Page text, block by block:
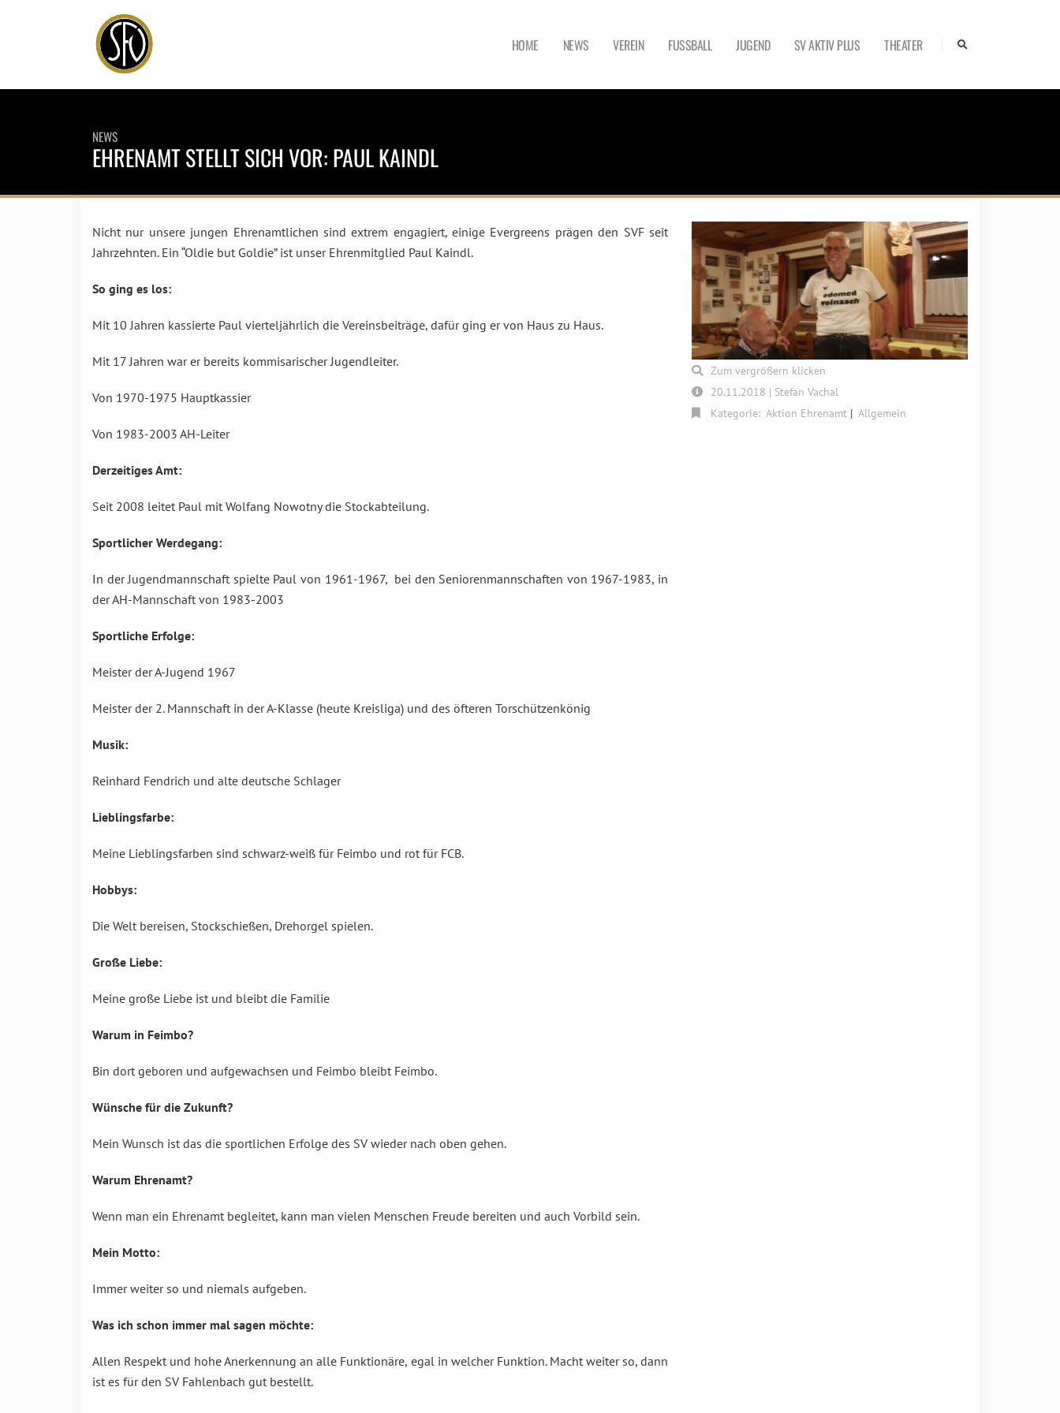
HOME NEWS VEREIN FUSSBALL JUGEND SV AKTIV PLUS THEATER
NEWS
EHRENAMT STELLT SICH VOR: PAUL KAINDL
Nicht nur unsere jungen Ehrenamtlichen sind extrem engagiert, einige Evergreens prägen den SVF seit
Jahrzehnten. Ein “Oldie but Goldie” ist unser Ehrenmitglied Paul Kaindl.
So ging es los:
Mit 10 Jahren kassierte Paul vierteljährlich die Vereinsbeiträge, dafür ging er von Haus zu Haus.
Mit 17 Jahren war er bereits kommisarischer Jugendleiter.
Von 1970-1975 Hauptkassier
Von 1983-2003 AH-Leiter
Derzeitiges Amt:
Seit 2008 leitet Paul mit Wolfang Nowotny die Stockabteilung.
Sportlicher Werdegang:
In der Jugendmannschaft spielte Paul von 1961-1967, bei den Seniorenmannschaften von 1967-1983, in
der AH-Mannschaft von 1983-2003
Sportliche Erfolge:
Meister der A-Jugend 1967
Meister der 2. Mannschaft in der A-Klasse (heute Kreisliga) und des öfteren Torschützenkönig
Musik:
Reinhard Fendrich und alte deutsche Schlager
Lieblingsfarbe:
Meine Lieblingsfarben sind schwarz-weiß für Feimbo und rot für FCB.
Hobbys:
Die Welt bereisen, Stockschießen, Drehorgel spielen.
Große Liebe:
Meine große Liebe ist und bleibt die Familie
Warum in Feimbo?
Bin dort geboren und aufgewachsen und Feimbo bleibt Feimbo.
Wünsche für die Zukunft?
Mein Wunsch ist das die sportlichen Erfolge des SV wieder nach oben gehen.
Warum Ehrenamt?
Wenn man ein Ehrenamt begleitet, kann man vielen Menschen Freude bereiten und auch Vorbild sein.
Mein Motto:
Immer weiter so und niemals aufgeben.
Was ich schon immer mal sagen möchte:
Allen Respekt und hohe Anerkennung an alle Funktionäre, egal in welcher Funktion. Macht weiter so, dann
ist es für den SV Fahlenbach gut bestellt.
Zum vergrößern klicken
20.11.2018 | Stefan Vachal
Kategorie: Aktion Ehrenamt Allgemein